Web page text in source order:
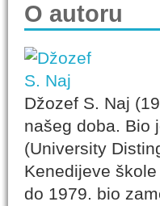
O autoru
Džozef S. Naj
našeg doba. Bio
(University
Kenedijeve
do 1979. bio